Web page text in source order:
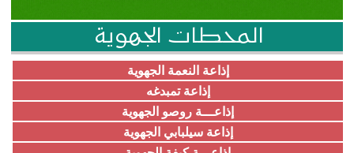
المحطات الجهوية
إذاعة النعمة الجهوية
إذاعة تمبدغه
إذاعـــة روصو الجهوية
إذاعة سيلبابي الجهوية